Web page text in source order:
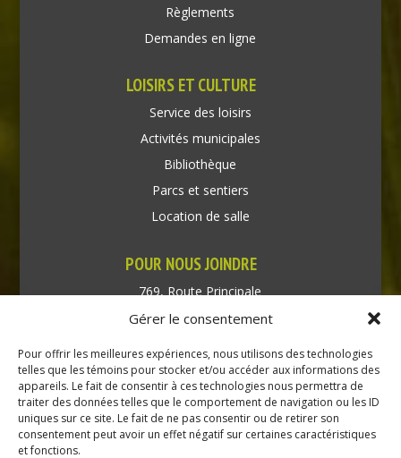
Gérer le consentement
Pour offrir les meilleures expériences, nous utilisons des technologies
telles que les témoins pour stocker et/ou accéder aux informations des
appareils. Le fait de consentir à ces technologies nous permettra de
traiter des données telles que le comportement de navigation ou les ID
uniques sur ce site. Le fait de ne pas consentir ou de retirer son
consentement peut avoir un effet négatif sur certaines caractéristiques
et fonctions.
Règlements
Demandes en ligne
LOISIRS ET CULTURE
Service des loisirs
Activités municipales
Bibliothèque
Parcs et sentiers
Location de salle
POUR NOUS JOINDRE
769, Route Principale
Très-Saint-Rédempteur
Téléphone : (450) 451-5203
Direction générale :
dir@tressaintredempteur.ca